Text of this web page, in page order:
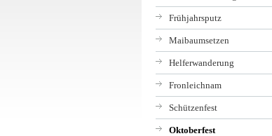
Frühjahrsputz
Maibaumsetzen
Helferwanderung
Fronleichnam
Schützenfest
Oktoberfest